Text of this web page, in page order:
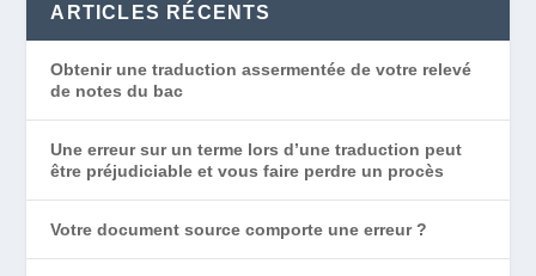
ARTICLES RÉCENTS
Obtenir une traduction assermentée de votre relevé
de notes du bac
Une erreur sur un terme lors d’une traduction peut
être préjudiciable et vous faire perdre un procès
Votre document source comporte une erreur ?